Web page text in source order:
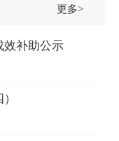
更多>
效补助公示